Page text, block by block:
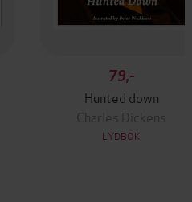
79,-
Hunted down
Charles Dickens
LYDBOK